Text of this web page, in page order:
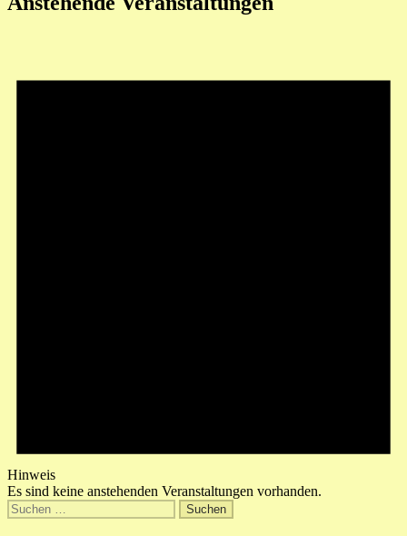
Hinweis
Es sind keine anstehenden Veranstaltungen vorhanden.
Suchen
nach: